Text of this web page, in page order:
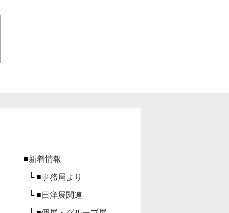
■新着情報
└ ■事務局より
└ ■ 日洋展関連